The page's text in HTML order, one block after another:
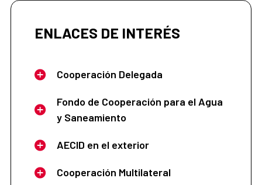
ENLACES DE INTERÉS
Cooperación Delegada
Fondo de Cooperación para el Agua
y Saneamiento
AECID en el exterior
Cooperación Multilateral